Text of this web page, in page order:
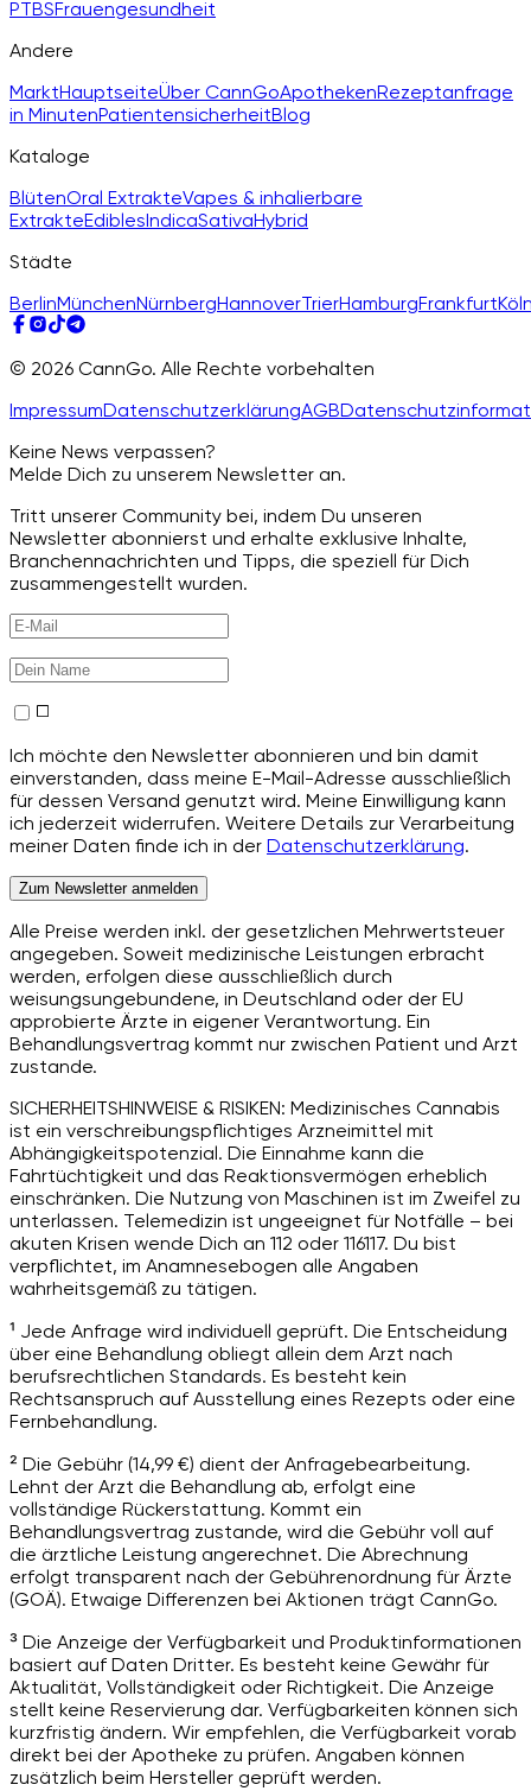
PTBSFrauengesundheit
Andere
MarktHauptseiteÜber CannGoApothekenRezeptanfrage
in MinutenPatientensicherheitBlog
Kataloge
BlütenOral ExtrakteVapes & inhalierbare
ExtrakteEdiblesIndicaSativaHybrid
Städte
BerlinMünchenNürnbergHannoverTrierHamburgFrankfurt
© 2026 CannGo. Alle Rechte vorbehalten
ImpressumDatenschutzerklärungAGB
Keine News verpassen?
Melde Dich zu unserem Newsletter an.
Tritt unserer Community bei, indem Du unseren
Newsletter abonnierst und erhalte exklusive Inhalte,
Branchennachrichten und Tipps, die speziell für Dich
zusammengestellt wurden.
Ich möchte den Newsletter abonnieren und bin damit
einverstanden, dass meine E-Mail-Adresse ausschließlich
für dessen Versand genutzt wird. Meine Einwilligung kann
ich jederzeit widerrufen. Weitere Details zur Verarbeitung
meiner Daten finde ich in der Datenschutzerklärung.
Zum Newsletter anmelden
Alle Preise werden inkl. der gesetzlichen Mehrwertsteuer
angegeben. Soweit medizinische Leistungen erbracht
werden, erfolgen diese ausschließlich durch
weisungsungebundene, in Deutschland oder der EU
approbierte Ärzte in eigener Verantwortung. Ein
Behandlungsvertrag kommt nur zwischen Patient und Arzt
zustande.
SICHERHEITSHINWEISE & RISIKEN: Medizinisches Cannabis
ist ein verschreibungspflichtiges Arzneimittel mit
Abhängigkeitspotenzial. Die Einnahme kann die
Fahrtüchtigkeit und das Reaktionsvermögen erheblich
einschränken. Die Nutzung von Maschinen ist im Zweifel zu
unterlassen. Telemedizin ist ungeeignet für Notfälle – bei
akuten Krisen wende Dich an 112 oder 116117. Du bist
verpflichtet, im Anamnesebogen alle Angaben
wahrheitsgemäß zu tätigen.
¹ Jede Anfrage wird individuell geprüft. Die Entscheidung
über eine Behandlung obliegt allein dem Arzt nach
berufsrechtlichen Standards. Es besteht kein
Rechtsanspruch auf Ausstellung eines Rezepts oder eine
Fernbehandlung.
² Die Gebühr (14,99 €) dient der Anfragebearbeitung.
Lehnt der Arzt die Behandlung ab, erfolgt eine
vollständige Rückerstattung. Kommt ein
Behandlungsvertrag zustande, wird die Gebühr voll auf
die ärztliche Leistung angerechnet. Die Abrechnung
erfolgt transparent nach der Gebührenordnung für Ärzte
(GOÄ). Etwaige Differenzen bei Aktionen trägt CannGo.
³ Die Anzeige der Verfügbarkeit und Produktinformationen
basiert auf Daten Dritter. Es besteht keine Gewähr für
Aktualität, Vollständigkeit oder Richtigkeit. Die Anzeige
stellt keine Reservierung dar. Verfügbarkeiten können sich
kurzfristig ändern. Wir empfehlen, die Verfügbarkeit vorab
direkt bei der Apotheke zu prüfen. Angaben können
zusätzlich beim Hersteller geprüft werden.